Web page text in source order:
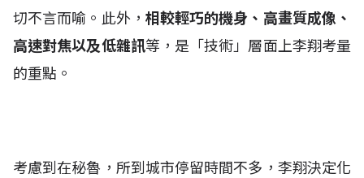
切不言而喻。此外， 相較輕巧的機身、高畫質成像、
高速對焦以及低雜訊等，是「技術」層面上李翔考量
的重點。
考慮到在秘魯，所到城市停留時間不多，李翔決定化